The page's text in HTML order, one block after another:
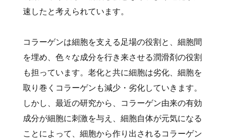
速したと考えられています。
コラーゲンは細胞を支える足場の役割と、細胞間
を埋め、色々な成分を行き来させる潤滑剤の役割
も担っています。老化と共に細胞は劣化、細胞を
取り巻くコラーゲンも減少・劣化していきます。
しかし、最近の研究から、コラーゲン由来の有効
成分が細胞に刺激を与え、細胞自体が元気になる
ことによって、細胞から作り出されるコラーゲン